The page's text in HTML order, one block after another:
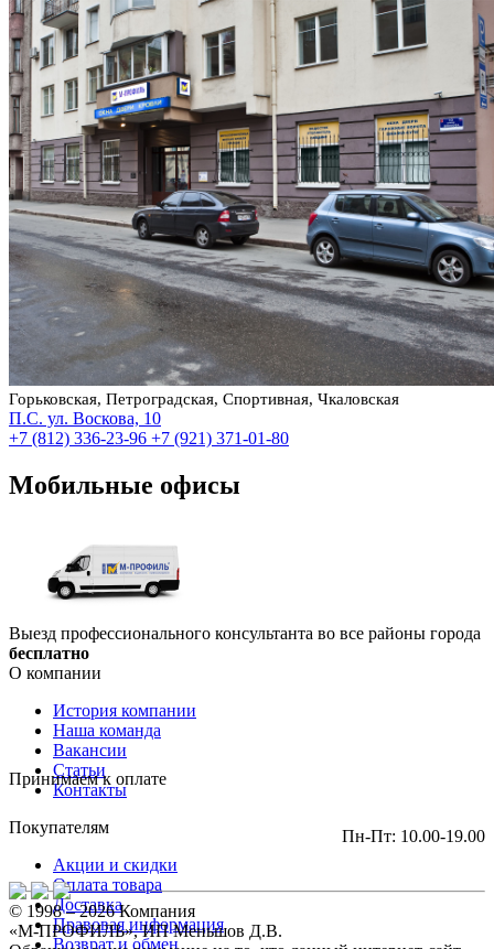
Горьковская, Петроградская, Спортивная, Чкаловская
П.С. ул. Воскова, 10
+7 (812) 336-23-96 +7 (921) 371-01-80
Мобильные офисы
Выезд профессионального консультанта во все районы города
бесплатно
О компании
История компании
Наша команда
Вакансии
Статьи
Контакты
Покупателям
Акции и скидки
Оплата товара
Доставка
Правовая информация
Возврат и обмен
Принимаем к оплате
Пн-Пт: 10.00-19.00
© 1998 – 2026 Компания
«М-ПРОФИЛЬ», ИП Меньшов Д.В.